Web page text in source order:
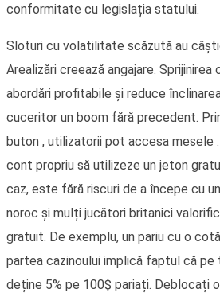
conformitate cu legislația statului.
Sloturi cu volatilitate scăzută au
Arealizări creează angajare.
abordări profitabile și reduce
cuceritor un boom fără precedent.
buton , utilizatorii pot accesa mesele
cont propriu să utilizeze un jeton
caz, este fără riscuri de a începe cu
noroc și mulți jucători britanici
gratuit. De exemplu, un pariu cu o
partea cazinoului implică faptul că pe
deține 5% pe 100$ pariați. Deblocați